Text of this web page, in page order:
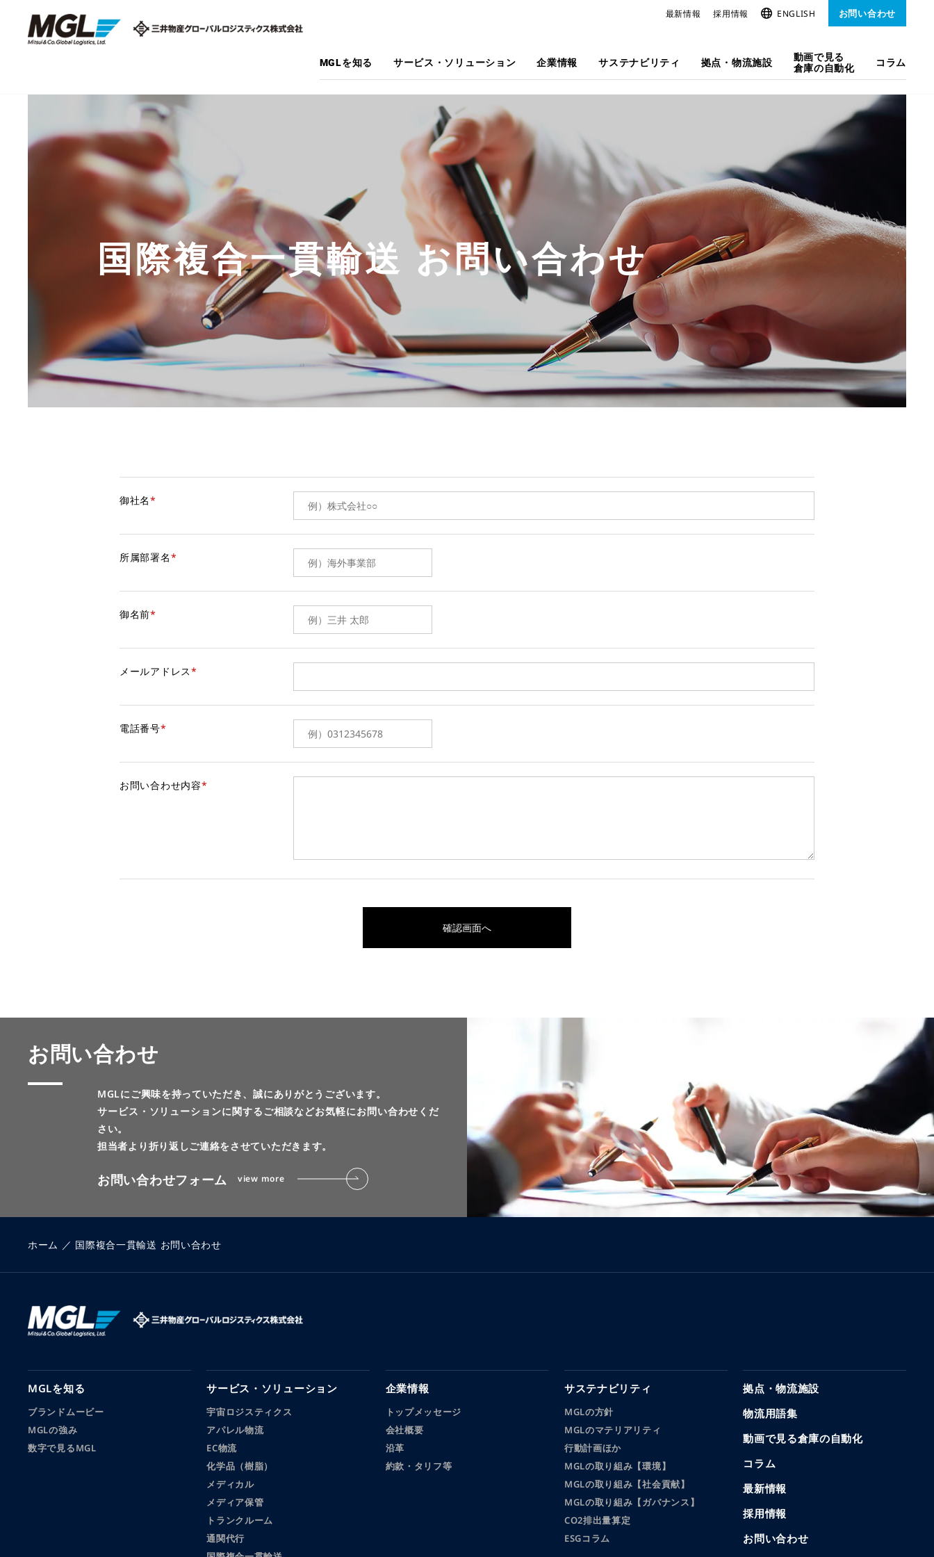
最新情報 採用情報 ENGLISH お問い合わせ
MGLを知る サービス・ソリューション 企業情報 サステナビリティ 拠点・物流施設
動画で見る
倉庫の自動化
コラム
国際複合一貫輸送 お問い合わせ
御社名*
所属部署名*
御名前*
メールアドレス*
電話番号*
お問い合わせ内容*
お問い合わせ
MGLにご興味を持っていただき、誠にありがとうございます。
サービス・ソリューションに関するご相談などお気軽にお問い合わせくだ
さい。
担当者より折り返しご連絡をさせていただきます。
お問い合わせフォーム view more
ホーム ／ 国際複合一貫輸送 お問い合わせ
MGLを知る
ブランドムービー
MGLの強み
数字で見るMGL
サービス・ソリューション
宇宙ロジスティクス
アパレル物流
EC物流
化学品（樹脂）
メディカル
メディア保管
トランクルーム
通関代行
企業情報
トップメッセージ
会社概要
沿革
約款・タリフ等
サステナビリティ
MGLの方針
MGLのマテリアリティ
行動計画ほか
MGLの取り組み【環境】
MGLの取り組み【社会貢献】
MGLの取り組み【ガバナンス】
CO2排出量算定
ESGコラム
拠点・物流施設
物流用語集
動画で見る倉庫の自動化
コラム
最新情報
採用情報
お問い合わせ